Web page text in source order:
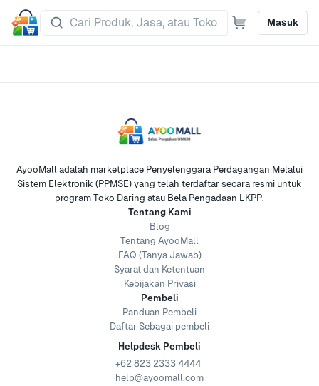
Masuk
AyooMall adalah marketplace Penyelenggara Perdagangan Melalui
Sistem Elektronik (PPMSE) yang telah terdaftar secara resmi untuk
program Toko Daring atau Bela Pengadaan LKPP.
Tentang Kami
Blog
Tentang AyooMall
FAQ (Tanya Jawab)
Syarat dan Ketentuan
Kebijakan Privasi
Pembeli
Panduan Pembeli
Daftar Sebagai pembeli
Helpdesk Pembeli
+62 823 2333 4444
help@ayoomall.com